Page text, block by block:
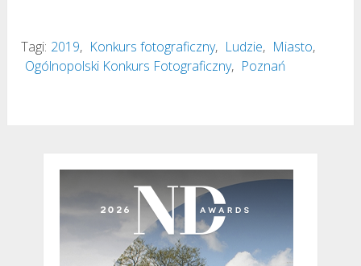
Tagi: 2019, Konkurs fotograficzny, Ludzie, Miasto,
Ogólnopolski Konkurs Fotograficzny, Poznań